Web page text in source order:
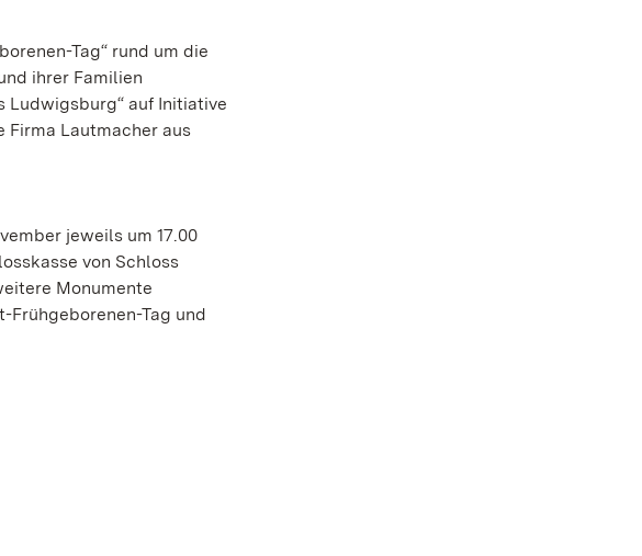
Tag“ rund um die
ihrer Familien
Ludwigsburg“ auf Initiative
Lautmacher aus
jeweils um 17.00
von Schloss
Monumente
Tag und